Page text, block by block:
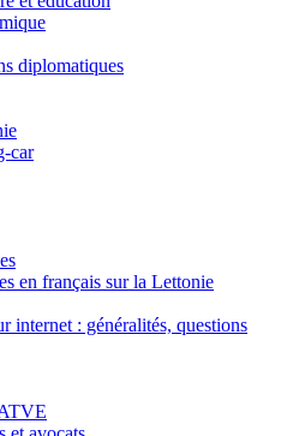
diplomatiques
car
en français sur la Lettonie
internet : généralités, questions